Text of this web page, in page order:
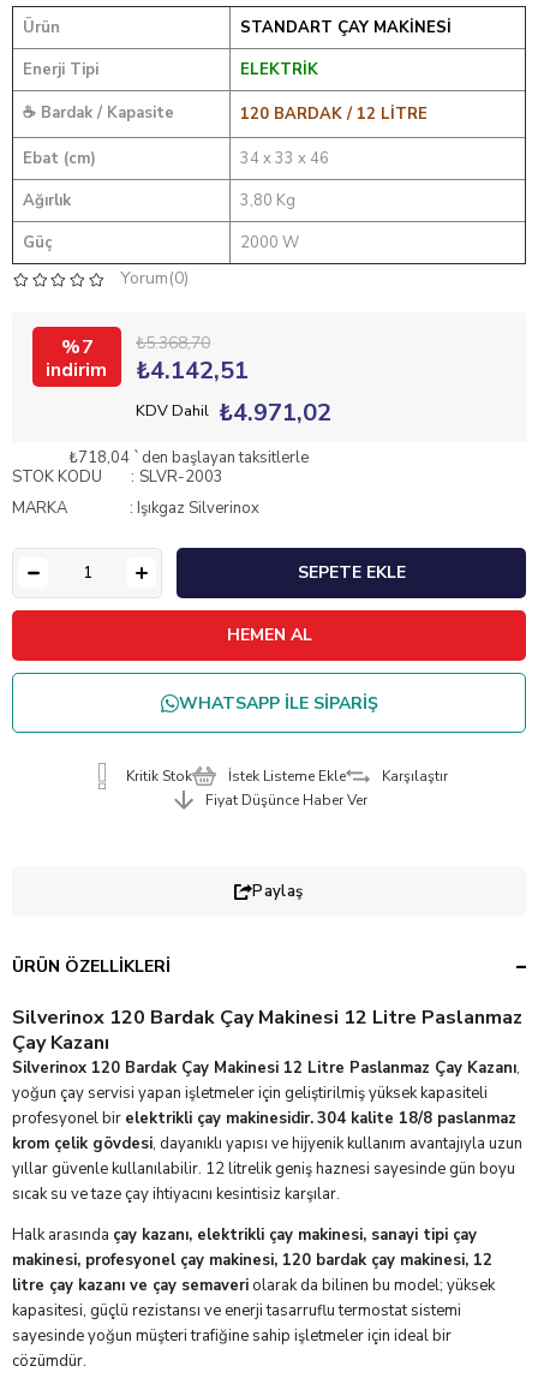
Ürün
STANDART ÇAY MAKİNESİ
Enerji Tipi
ELEKTRİK
☕ Bardak / Kapasite
120 BARDAK / 12 LİTRE
Ebat (cm)
34 x 33 x 46
Ağırlık
3,80 Kg
Güç
2000 W
Yorum(0)
7 ₺5.368,70
₺4.142,51
KDV Dahil ₺4.971,02
₺718,04 `den başlayan taksitlerle
STOK KODU
SLVR-2003
MARKA
: Işıkgaz Silverinox
WHATSAPP İLE SİPARİŞ
Kritik Stok İstek Listeme Ekle
Karşılaştır
Fiyat Düşünce Haber Ver
Paylaş
ÜRÜN ÖZELLIKLERI
Silverinox 120 Bardak Çay Makinesi 12 Litre Paslanmaz
Çay Kazanı
Silverinox 120 Bardak Çay Makinesi 12 Litre Paslanmaz Çay Kazanı,
yoğun çay servisi yapan işletmeler için geliştirilmiş yüksek kapasiteli
profesyonel bir elektrikli çay makinesidir.304 kalite 18/8 paslanmaz
krom çelik gövdesi, dayanıklı yapısı ve hijyenik kullanım avantajıyla uzun
yıllar güvenle kullanılabilir. 12 litrelik geniş haznesi sayesinde gün boyu
sıcak su ve taze çay ihtiyacını kesintisiz karşılar.
Halk arasında çay kazanı, elektrikli çay makinesi, sanayi tipi çay
makinesi, profesyonel çay makinesi, 120 bardak çay makinesi, 12
litre çay kazanı ve çay semaveri olarak da bilinen bu model; yüksek
kapasitesi, güçlü rezistansı ve enerji tasarruflu termostat sistemi
sayesinde yoğun müşteri trafiğine sahip işletmeler için ideal bir
çözümdür.